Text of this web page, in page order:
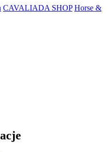
CAVALIADA SHOP Horse &